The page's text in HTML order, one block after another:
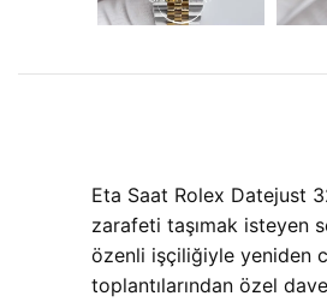
Eta Saat Rolex Datejust
zarafeti taşımak isteyen
özenli işçiliğiyle yeniden
toplantılarından özel